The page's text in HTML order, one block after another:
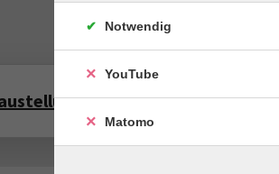
"In Huus"
Notwendig
YouTube
Matomo